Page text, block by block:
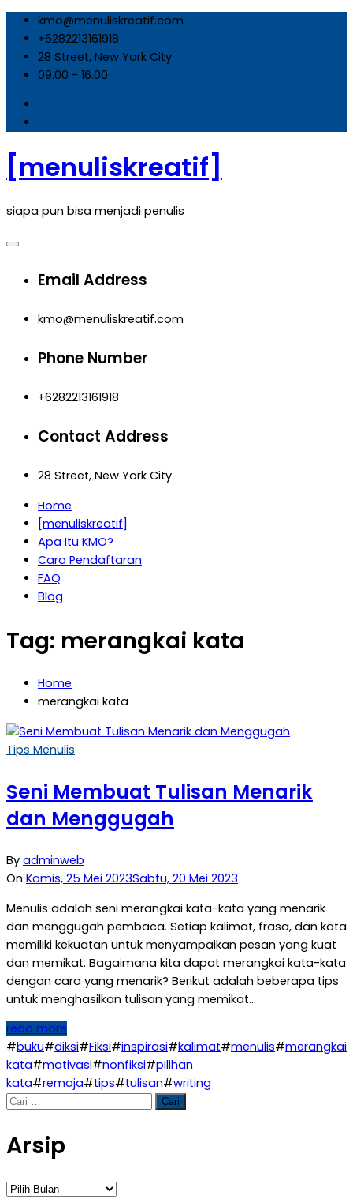
Skip
content
kmo@menuliskreatif.com
+6282213161918
28 Street, New York City
09.00 - 16.00
[menuliskreatif]
siapa pun bisa menjadi penulis
Email Address
kmo@menuliskreatif.com
Phone Number
+6282213161918
Contact Address
28 Street, New York City
Home
[menuliskreatif]
Apa Itu KMO?
Cara Pendaftaran
FAQ
Blog
Tag: merangkai kata
Home
merangkai kata
Tips Menulis
Seni Membuat Tulisan Menarik
dan Menggugah
By adminweb
On Kamis, 25 Mei 2023Sabtu, 20 Mei 2023
Menulis adalah seni merangkai kata-kata yang menarik
dan menggugah pembaca. Setiap kalimat, frasa, dan kata
memiliki kekuatan untuk menyampaikan pesan yang kuat
dan memikat. Bagaimana kita dapat merangkai kata-kata
dengan cara yang menarik? Berikut adalah beberapa tips
untuk menghasilkan tulisan yang memikat…
read more
#buku#diksi#Fiksi#inspirasi#kalimat#menulis#merangkai
kata#motivasi#nonfiksi#pilihan
kata#remaja#tips#tulisan#writing
Cari
Arsip
Arsip